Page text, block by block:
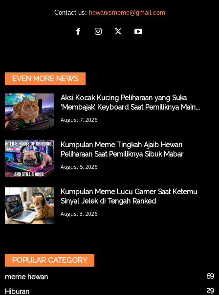
Contact us: hewanismeme@gmail.com
EVEN MORE NEWS
Aksi Kocak Kucing Peliharaan yang Suka
‘Membajak’ Keyboard Saat Pemiliknya Main...
August 7, 2026
Kumpulan Meme Tingkah Ajaib Hewan
Peliharaan Saat Pemiliknya Sibuk Mabar
August 5, 2026
Kumpulan Meme Lucu Gamer Saat Ketemu
Sinyal Jelek di Tengah Ranked
August 3, 2026
POPULAR CATEGORY
meme hewan 59
Hiburan 29